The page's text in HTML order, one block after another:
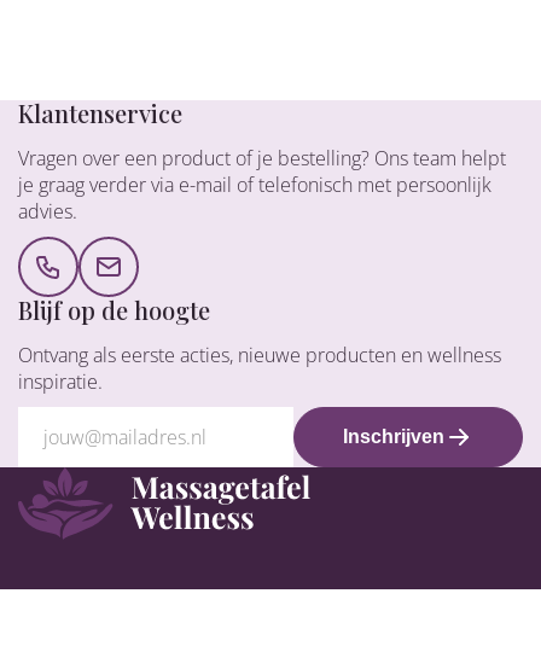
Klantenservice
Vragen over een product of je bestelling? Ons team helpt
je graag verder via e-mail of telefonisch met persoonlijk
advies.
Blijf op de hoogte
Ontvang als eerste acties, nieuwe producten en wellness
inspiratie.
Inschrijven